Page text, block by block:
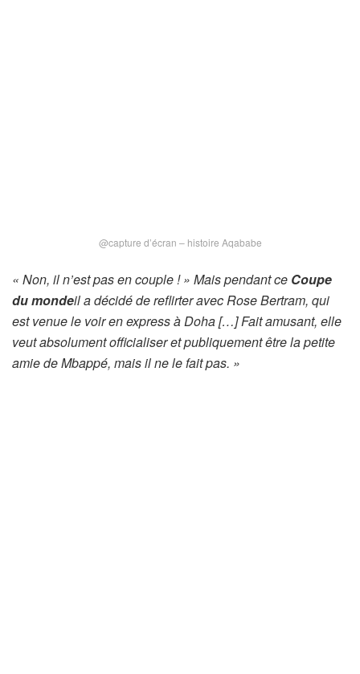
@capture d’écran – histoire Aqababe
« Non, il n’est pas en couple ! » Mais pendant ce Coupe
du mondeil a décidé de reflirter avec Rose Bertram, qui
est venue le voir en express à Doha […] Fait amusant, elle
veut absolument officialiser et publiquement être la petite
amie de Mbappé, mais il ne le fait pas. »